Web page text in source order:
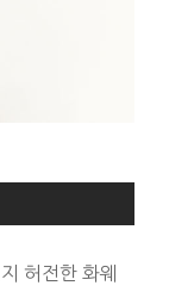
허전한 화웨